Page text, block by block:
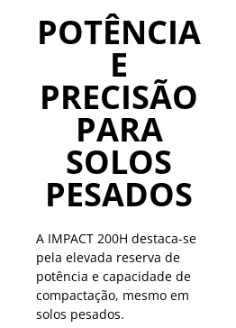
POTÊNCIA
E
PRECISÃO
PARA
SOLOS
PESADOS
A IMPACT 200H destaca-se
pela elevada reserva de
potência e capacidade de
compactação, mesmo em
solos pesados.